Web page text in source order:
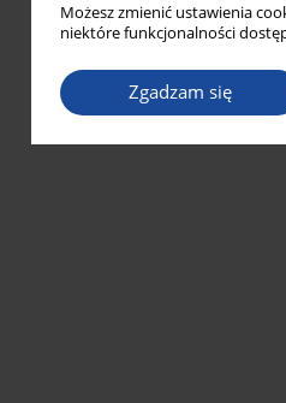
Możesz zmienić ustawienia
niektóre funkcjonalności
Zgadzam się